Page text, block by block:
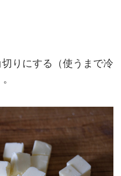
りにする（使うまで冷